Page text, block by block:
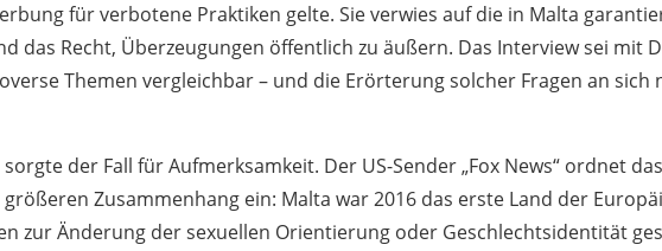
für verbotene Praktiken gelte. Sie verwies auf die in Malta
das Recht, Überzeugungen öffentlich zu äußern. Das Interview sei mit
Themen vergleichbar – und die Erörterung solcher Fragen an sich
der Fall für Aufmerksamkeit. Der US-Sender „Fox News“ ordnet das
Zusammenhang ein: Malta war 2016 das erste Land der
zur Änderung der sexuellen Orientierung oder Geschlechtsidentität